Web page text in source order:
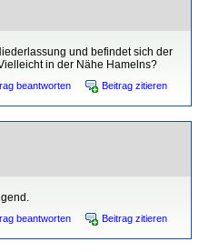
und befindet sich der
in der Nähe Hamelns?
beantworten Beitrag zitieren
beantworten Beitrag zitieren